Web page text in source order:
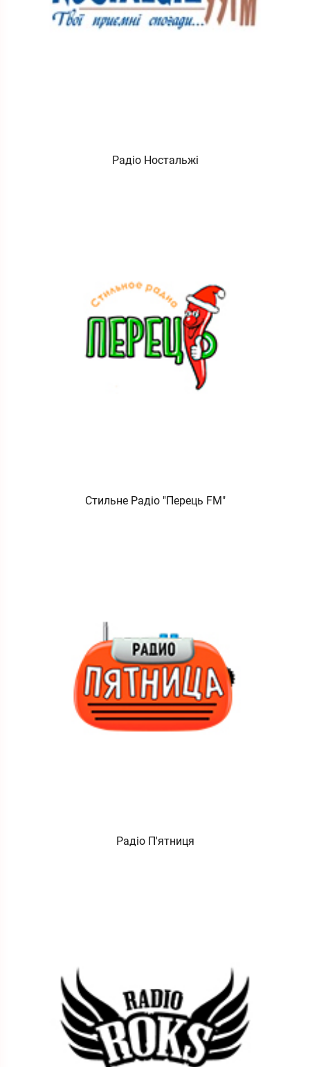
Радіо Ностальжі
Стильне Радіо "Перець FM"
Радіо П'ятниця